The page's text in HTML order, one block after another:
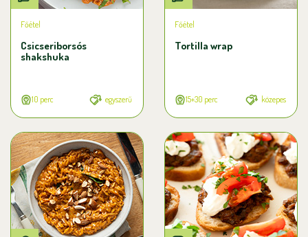
Főétel
Csicseriborsós
shakshuka
10 perc egyszerű
Főétel
Tortilla wrap
15+30 perc közepes